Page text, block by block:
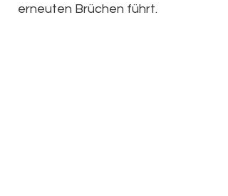
erneuten Brüchen führt.